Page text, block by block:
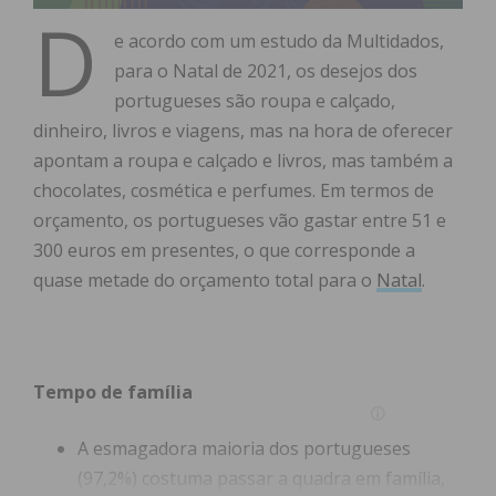
D
e acordo com um estudo da Multidados,
para o Natal de 2021, os desejos dos
portugueses são roupa e calçado,
dinheiro, livros e viagens, mas na hora de oferecer
apontam a roupa e calçado e livros, mas também a
chocolates, cosmética e perfumes. Em termos de
orçamento, os portugueses vão gastar entre 51 e
300 euros em presentes, o que corresponde a
quase metade do orçamento total para o Natal.
Tempo de família
A esmagadora maioria dos portugueses
(97,2%) costuma passar a quadra em família,